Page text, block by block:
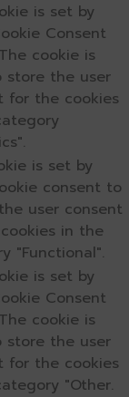
is set by
Consent
cookie is
store the user
for the cookies
is set by
consent to
user consent
in the
"Functional".
is set by
Consent
cookie is
store the user
for the cookies
"Other.